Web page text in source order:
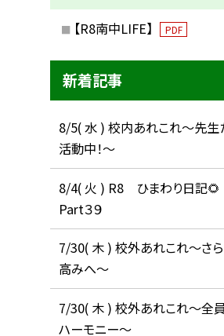
【R8南中LIFE】 PDF
新着記事
8/5( 水 ) 校内あれこれ〜先生
活動中！〜
8/4( 火 ) R8 ひまわり日記🌻
Part３９
7/30( 木 ) 校外あれこれ〜さ
高みへ〜
7/30( 木 ) 校外あれこれ〜全
ハーモニー〜